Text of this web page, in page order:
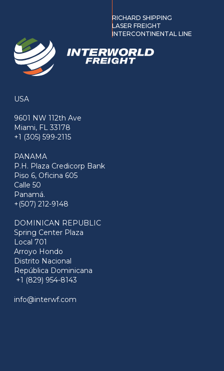
RICHARD SHIPPING
LASER FREIGHT
INTERCONTINENTAL LINE
USA
9601 NW 112th Ave
Miami, FL 33178
+1 (305) 599-2115
PANAMA
P.H. Plaza Credicorp Bank
Piso 6, Oficina 605
Calle 50
Panamá.
+(507) 212-9148
DOMINICAN REPUBLIC
Spring Center Plaza
Local 701
Arroyo Hondo
Distrito Nacional
República Dominicana
+1 (829) 954-8143
info@interwf.com